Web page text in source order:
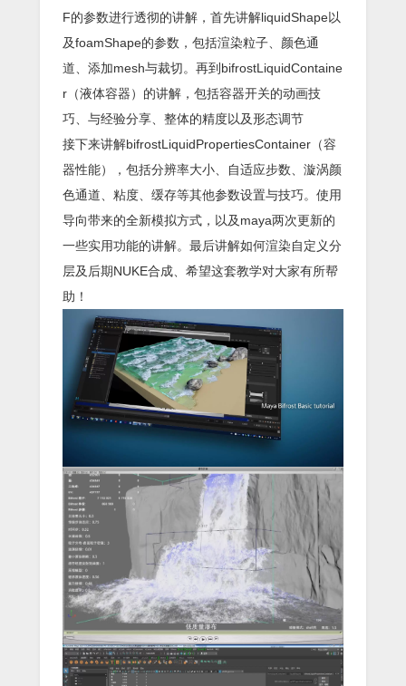
F的参数进行透彻的讲解，首先讲解liquidShape以
及foamShape的参数，包括渲染粒子、颜色通
道、添加mesh与裁切。再到bifrostLiquidContaine
r（液体容器）的讲解，包括容器开关的动画技
巧、与经验分享、整体的精度以及形态调节
接下来讲解bifrostLiquidPropertiesContainer（容
器性能），包括分辨率大小、自适应步数、漩涡颜
色通道、粘度、缓存等其他参数设置与技巧。使用
导向带来的全新模拟方式，以及maya两次更新的
一些实用功能的讲解。最后讲解如何渲染自定义分
层及后期NUKE合成、希望这套教学对大家有所帮
助！